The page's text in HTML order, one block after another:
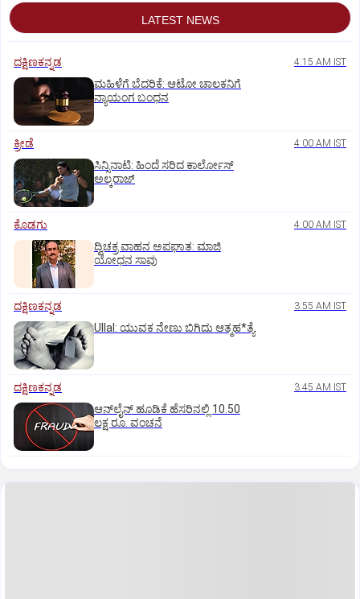
LATEST NEWS
ದಕ್ಷಿಣಕನ್ನಡ 4:15 AM IST
ಮಹಿಳೆಗೆ ಬೆದರಿಕೆ: ಆಟೋ ಚಾಲಕನಿಗೆ
ನ್ಯಾಯಂಗ ಬಂಧನ
ಕ್ರೀಡೆ 4:00 AM IST
ಸಿನ್ಸಿನಾಟಿ: ಹಿಂದೆ ಸರಿದ ಕಾರ್ಲೋಸ್‌
ಅಲ್ಕರಾಜ್‌
ಕೊಡಗು 4:00 AM IST
ದ್ವಿಚಕ್ರ ವಾಹನ ಅಪಘಾತ: ಮಾಜಿ
ಯೋಧನ ಸಾವು
ದಕ್ಷಿಣಕನ್ನಡ 3:55 AM IST
Ullal: ಯುವಕ ನೇಣು ಬಿಗಿದು ಆತ್ಮಹ*ತ್ಯೆ
ದಕ್ಷಿಣಕನ್ನಡ 3:45 AM IST
ಆನ್‌ಲೈನ್‌ ಹೂಡಿಕೆ ಹೆಸರಿನಲ್ಲಿ 10.50
ಲಕ್ಷ ರೂ. ವಂಚನೆ